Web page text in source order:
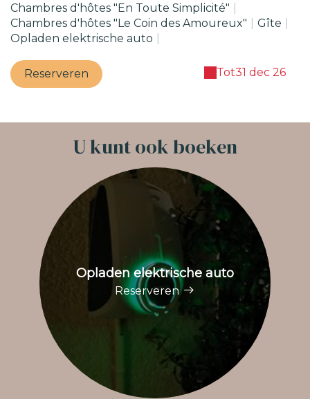
Chambres d'hôtes "En Toute Simplicité"
Chambres d'hôtes "Le Coin des Amoureux"
Gîte
Opladen elektrische auto
Reserveren Tot31 dec 26
U kunt ook boeken
Opladen elektrische auto
Reserveren